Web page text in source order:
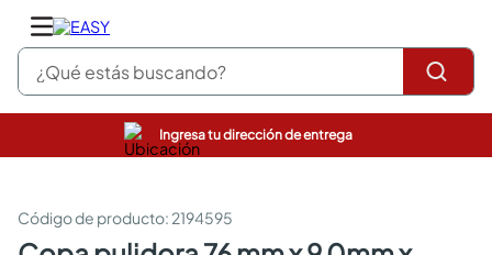
¿Qué estás buscando?
Ingresa tu dirección de entrega
: 2194595
pinturas
sanitarios